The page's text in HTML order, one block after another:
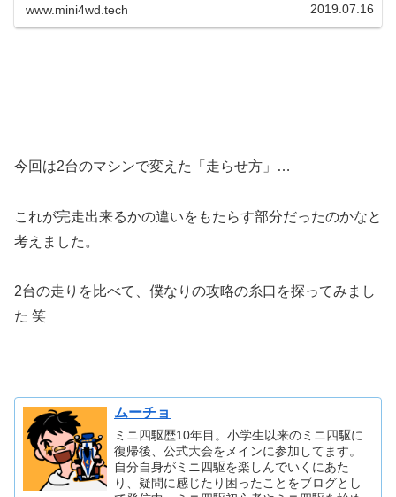
www.mini4wd.tech 2019.07.16
今回は2台のマシンで変えた「走らせ方」…
これが完走出来るかの違いをもたらす部分だったのかなと
考えました。
2台の走りを比べて、僕なりの攻略の糸口を探ってみまし
た 笑
ムーチョ
ミニ四駆歴10年目。小学生以来のミニ四駆に
復帰後、公式大会をメインに参加してます。
自分自身がミニ四駆を楽しんでいくにあた
り、疑問に感じたり困ったことをブログとし